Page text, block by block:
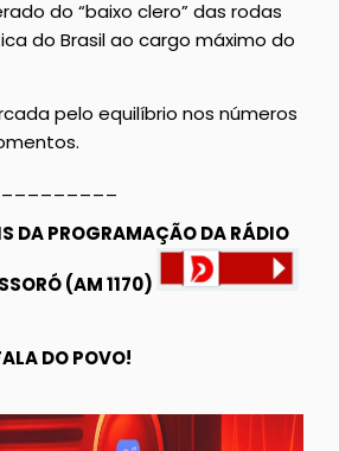
do “baixo clero” das rodas
do Brasil ao cargo máximo do
pelo equilíbrio nos números
DA PROGRAMAÇÃO DA RÁDIO
(AM 1170)
DO POVO!